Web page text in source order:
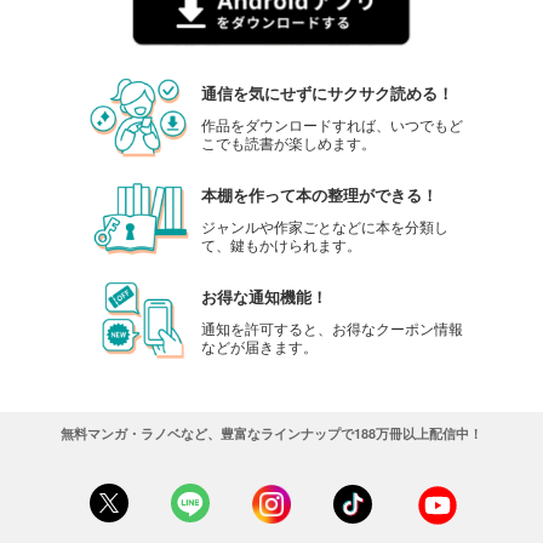
通信を気にせずにサクサク読める！
作品をダウンロードすれば、いつでもど
こでも読書が楽しめます。
本棚を作って本の整理ができる！
ジャンルや作家ごとなどに本を分類し
て、鍵もかけられます。
お得な通知機能！
通知を許可すると、お得なクーポン情報
などが届きます。
無料マンガ・ラノベなど、豊富なラインナップで188万冊以上配信中！